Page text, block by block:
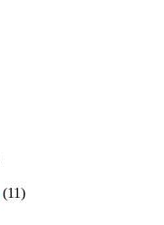
(11)